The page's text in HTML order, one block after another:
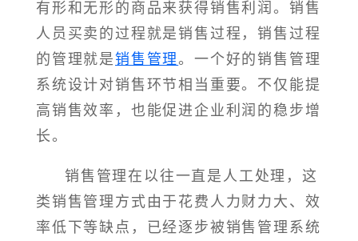
有形和无形的商品来获得销售利润。销售
人员买卖的过程就是销售过程，销售过程
的管理就是销售管理。一个好的销售管理
系统设计对销售环节相当重要。不仅能提
高销售效率，也能促进企业利润的稳步增
长。
销售管理在以往一直是人工处理，这
类销售管理方式由于花费人力财力大、效
率低下等缺点，已经逐步被销售管理系统